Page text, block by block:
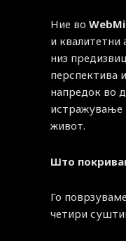
Ние во
и квалитетни
низ
перспектива
напредок во
истражување
живот.
Што
Го
четири